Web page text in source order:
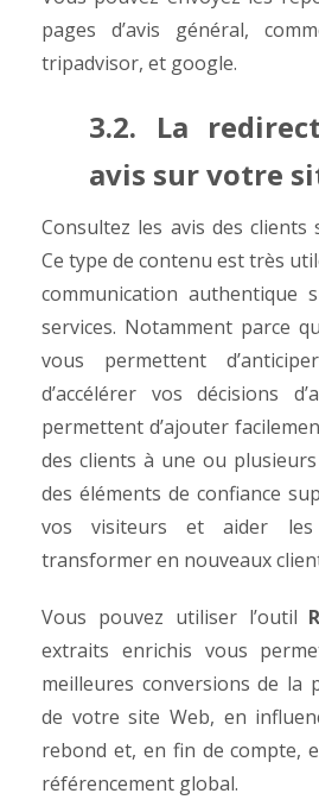
pages d’avis général,
tripadvisor, et google.
3.2. La
avis sur votre
Consultez les avis des
Ce type de contenu est très
communication authentique
services. Notamment parce
vous permettent
d’accélérer vos décisions
permettent d’ajouter
des clients à une ou
des éléments de confiance
vos visiteurs et aider
transformer en nouveaux
Vous pouvez utiliser l’outil
extraits enrichis vous
meilleures conversions de la
de votre site Web, en
rebond et, en fin de compte,
référencement global.